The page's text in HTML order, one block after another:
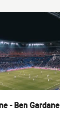
- Ben Gardane